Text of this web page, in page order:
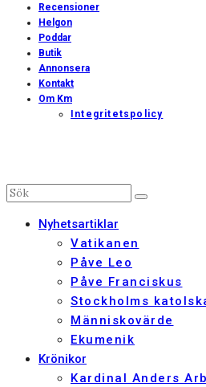
Recensioner
Helgon
Poddar
Butik
Annonsera
Kontakt
Om Km
Integritetspolicy
Nyhetsartiklar
Vatikanen
Påve Leo
Påve Franciskus
Stockholms
Människovärde
Ekumenik
Krönikor
Kardinal Anders